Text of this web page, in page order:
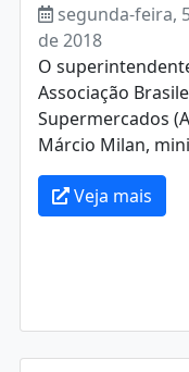
segunda-feira,
de 2018
O
Associação
Supermercados
Márcio Milan,
Veja mais